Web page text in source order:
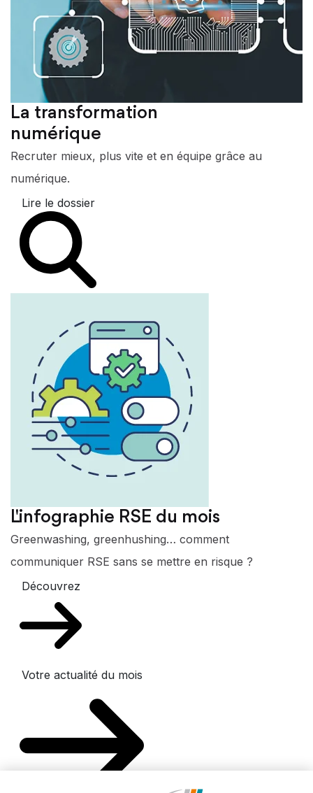
La transformation
numérique
Recruter mieux, plus vite et en équipe grâce au
numérique.
Lire le dossier
L'infographie RSE du mois
Greenwashing, greenhushing… comment
communiquer RSE sans se mettre en risque ?
Découvrez
Votre actualité du mois